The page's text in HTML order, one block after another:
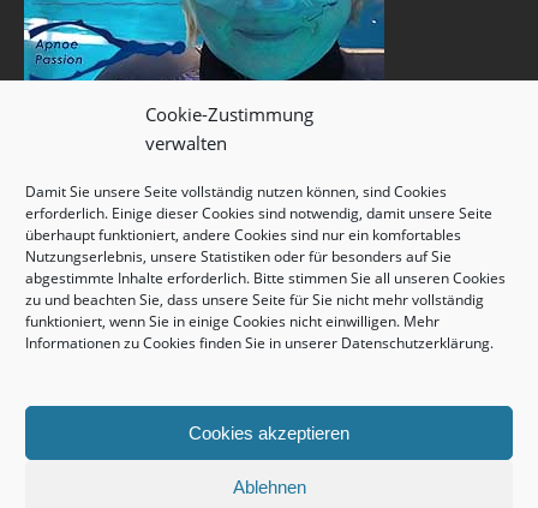
Cookie-Zustimmung
verwalten
Damit Sie unsere Seite vollständig nutzen können, sind Cookies
erforderlich. Einige dieser Cookies sind notwendig, damit unsere Seite
überhaupt funktioniert, andere Cookies sind nur ein komfortables
Nutzungserlebnis, unsere Statistiken oder für besonders auf Sie
abgestimmte Inhalte erforderlich. Bitte stimmen Sie all unseren Cookies
zu und beachten Sie, dass unsere Seite für Sie nicht mehr vollständig
funktioniert, wenn Sie in einige Cookies nicht einwilligen. Mehr
Informationen zu Cookies finden Sie in unserer Datenschutzerklärung.
Cookies akzeptieren
Ablehnen